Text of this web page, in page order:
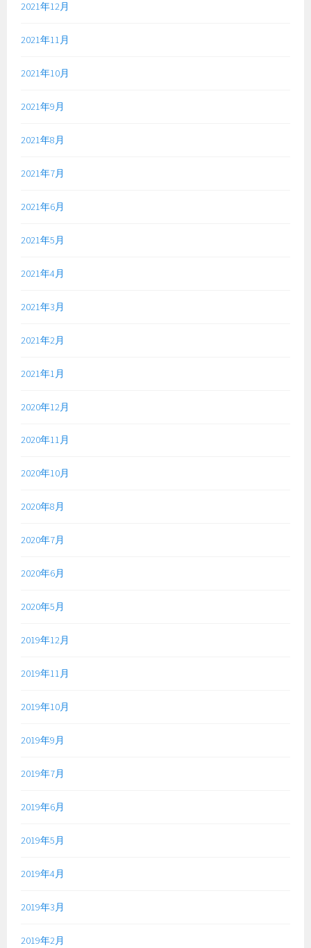
2021年12月
2021年11月
2021年10月
2021年9月
2021年8月
2021年7月
2021年6月
2021年5月
2021年4月
2021年3月
2021年2月
2021年1月
2020年12月
2020年11月
2020年10月
2020年8月
2020年7月
2020年6月
2020年5月
2019年12月
2019年11月
2019年10月
2019年9月
2019年7月
2019年6月
2019年5月
2019年4月
2019年3月
2019年2月